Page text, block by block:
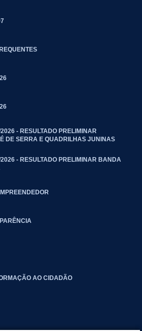
- RESULTADO PRELIMINAR
DE SERRA E QUADRILHAS JUNINAS
- RESULTADO PRELIMINAR BANDA
AO CIDADÃO